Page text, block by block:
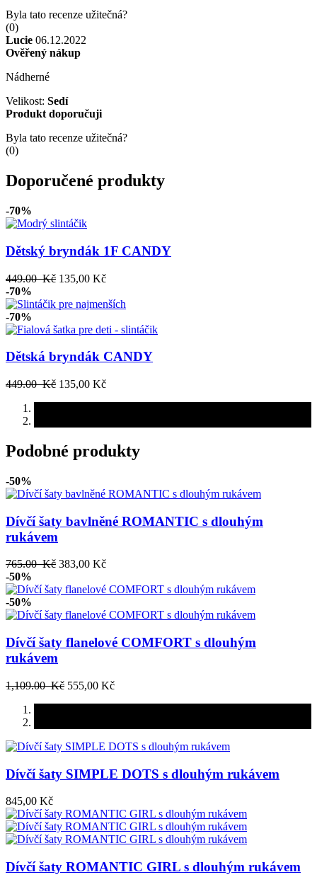
Byla tato recenze užitečná?
(0)
Lucie 06.12.2022
Ověřený nákup
Nádherné
Velikost: Sedí
Produkt doporučuji
Byla tato recenze užitečná?
(0)
Doporučené produkty
-70%
Dětský bryndák 1F CANDY
449.00 Kč 135,00 Kč
-70%
-70%
Dětská bryndák CANDY
449.00 Kč 135,00 Kč
Podobné produkty
-50%
Dívčí šaty bavlněné ROMANTIC s dlouhým
rukávem
765.00 Kč 383,00 Kč
-50%
-50%
Dívčí šaty flanelové COMFORT s dlouhým
rukávem
1,109.00 Kč 555,00 Kč
Dívčí šaty SIMPLE DOTS s dlouhým rukávem
845,00 Kč
Dívčí šaty ROMANTIC GIRL s dlouhým rukávem